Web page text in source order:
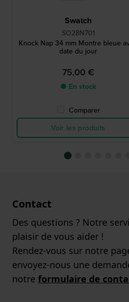
Swatch
SO28N701
Knock Nap 34 mm Montre bleue
date du jour
75,00 €
● En stock
Comparer
Voir les produits
Contact
Des questions ? Notre
plaisir de vous aider !
Rendez-vous sur notre
envoyez-nous une
notre formulaire de